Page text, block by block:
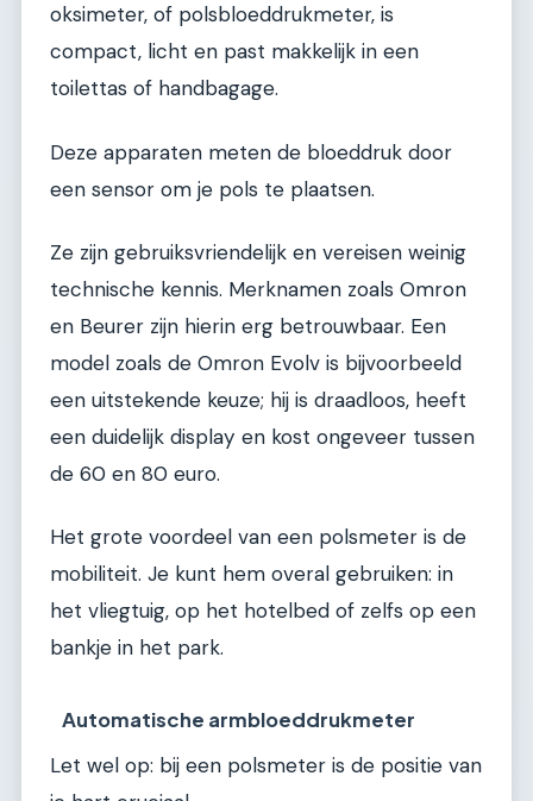
oksimeter, of polsbloeddrukmeter, is
compact, licht en past makkelijk in een
toilettas of handbagage.
Deze apparaten meten de bloeddruk door
een sensor om je pols te plaatsen.
Ze zijn gebruiksvriendelijk en vereisen weinig
technische kennis. Merknamen zoals Omron
en Beurer zijn hierin erg betrouwbaar. Een
model zoals de Omron Evolv is bijvoorbeeld
een uitstekende keuze; hij is draadloos, heeft
een duidelijk display en kost ongeveer tussen
de 60 en 80 euro.
Het grote voordeel van een polsmeter is de
mobiliteit. Je kunt hem overal gebruiken: in
het vliegtuig, op het hotelbed of zelfs op een
bankje in het park.
Automatische armbloeddrukmeter
Let wel op: bij een polsmeter is de positie van